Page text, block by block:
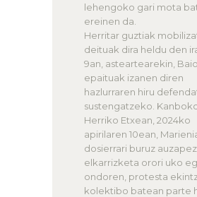
lehengoko gari mota
ereinen da.
Herritar guztiak
deituak dira heldu den
9an, asteartearekin,
epaituak izanen diren
hazlurraren hiru
sustengatzeko.
Herriko Etxean, 2024ko
apirilaren 10ean,
dosierrari buruz
elkarrizketa orori uko
ondoren, protesta
kolektibo batean parte